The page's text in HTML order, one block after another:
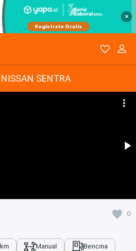
×
SENTRA
0
Manual Bencina